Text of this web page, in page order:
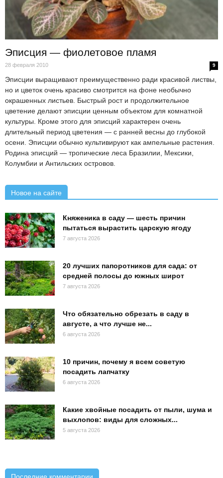
Эписция — фиолетовое пламя
28 февраля 2010 9
Эписции выращивают преимущественно ради красивой листвы,
но и цветок очень красиво смотрится на фоне необычно
окрашенных листьев. Быстрый рост и продолжительное
цветение делают эписции ценным объектом для комнатной
культуры. Кроме этого для эписций характерен очень
длительный период цветения — с ранней весны до глубокой
осени. Эписции обычно культивируют как ампельные растения.
Родина эписций — тропические леса Бразилии, Мексики,
Колумбии и Антильских островов.
Новое на сайте
Княженика в саду — шесть причин
пытаться вырастить царскую ягоду
7 августа 2026
20 лучших папоротников для сада: от
средней полосы до южных широт
7 августа 2026
Что обязательно обрезать в саду в
августе, а что лучше не...
6 августа 2026
10 причин, почему я всем советую
посадить лапчатку
6 августа 2026
Какие хвойные посадить от пыли, шума и
выхлопов: виды для сложных...
5 августа 2026